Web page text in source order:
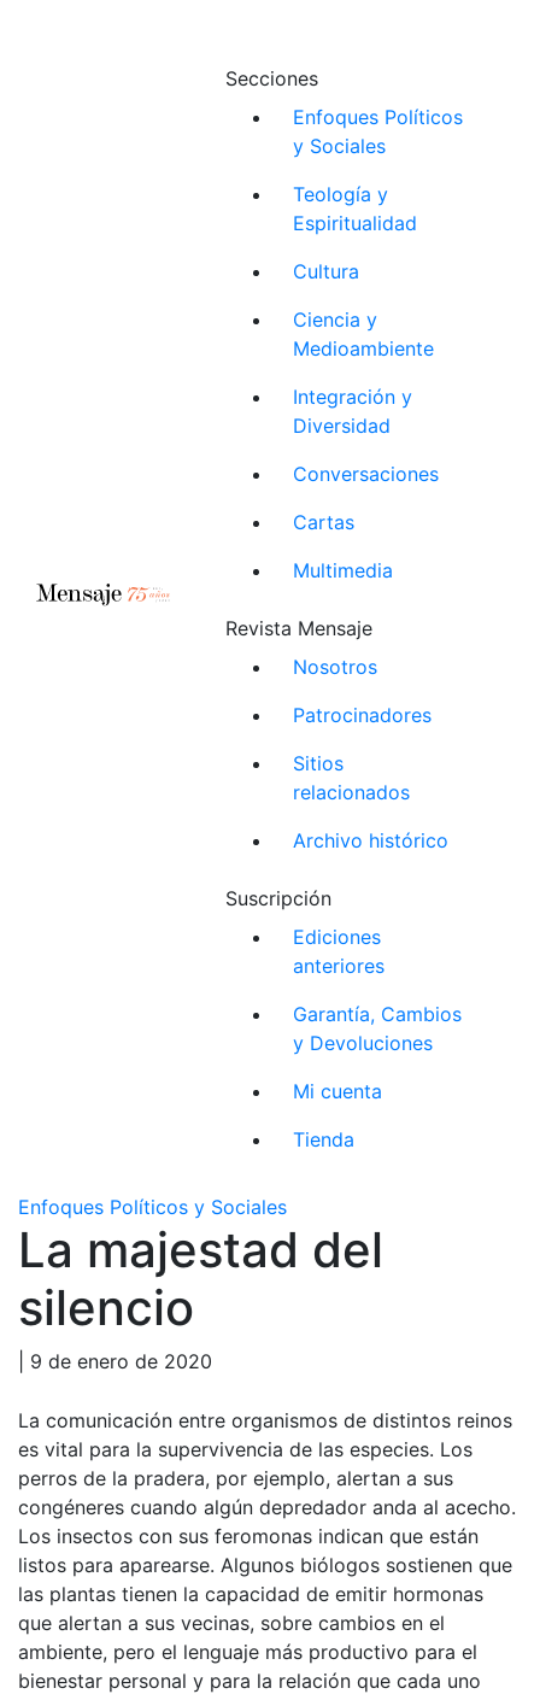
Secciones
Enfoques Políticos
y Sociales
Teología y
Espiritualidad
Cultura
Ciencia y
Medioambiente
Integración y
Diversidad
Conversaciones
Cartas
Multimedia
Revista Mensaje
Nosotros
Patrocinadores
Sitios
relacionados
Archivo histórico
Suscripción
Ediciones
anteriores
Garantía, Cambios
y Devoluciones
Mi cuenta
Tienda
Enfoques Políticos y Sociales
La majestad del
silencio
| 9 de enero de 2020
La comunicación entre organismos de distintos reinos
es vital para la supervivencia de las especies. Los
perros de la pradera, por ejemplo, alertan a sus
congéneres cuando algún depredador anda al acecho.
Los insectos con sus feromonas indican que están
listos para aparearse. Algunos biólogos sostienen que
las plantas tienen la capacidad de emitir hormonas
que alertan a sus vecinas, sobre cambios en el
ambiente, pero el lenguaje más productivo para el
bienestar personal y para la relación que cada uno